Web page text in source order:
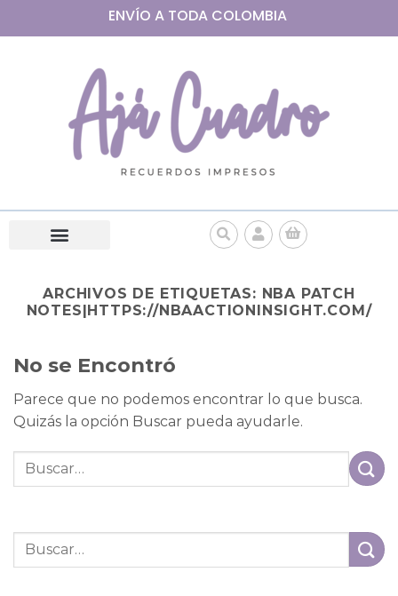
ENVÍO A TODA COLOMBIA
ARCHIVOS DE ETIQUETAS: NBA PATCH
NOTES|HTTPS://NBAACTIONINSIGHT.COM/
No se Encontró
Parece que no podemos encontrar lo que busca.
Quizás la opción Buscar pueda ayudarle.